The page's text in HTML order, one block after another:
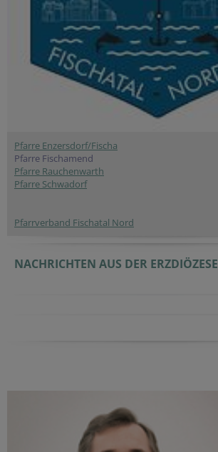
Pfarre Enzersdorf/Fischa
Pfarre Fischamend
Pfarre Rauchenwarth
Pfarre Schwadorf
Pfarrverband Fischatal Nord
NACHRICHTEN AUS DER ERZDIÖZESE